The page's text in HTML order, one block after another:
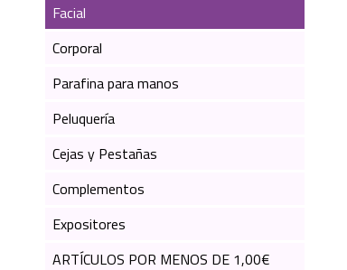
Facial
Corporal
Parafina para manos
Peluquería
Cejas y Pestañas
Complementos
Expositores
ARTÍCULOS POR MENOS DE 1,00€